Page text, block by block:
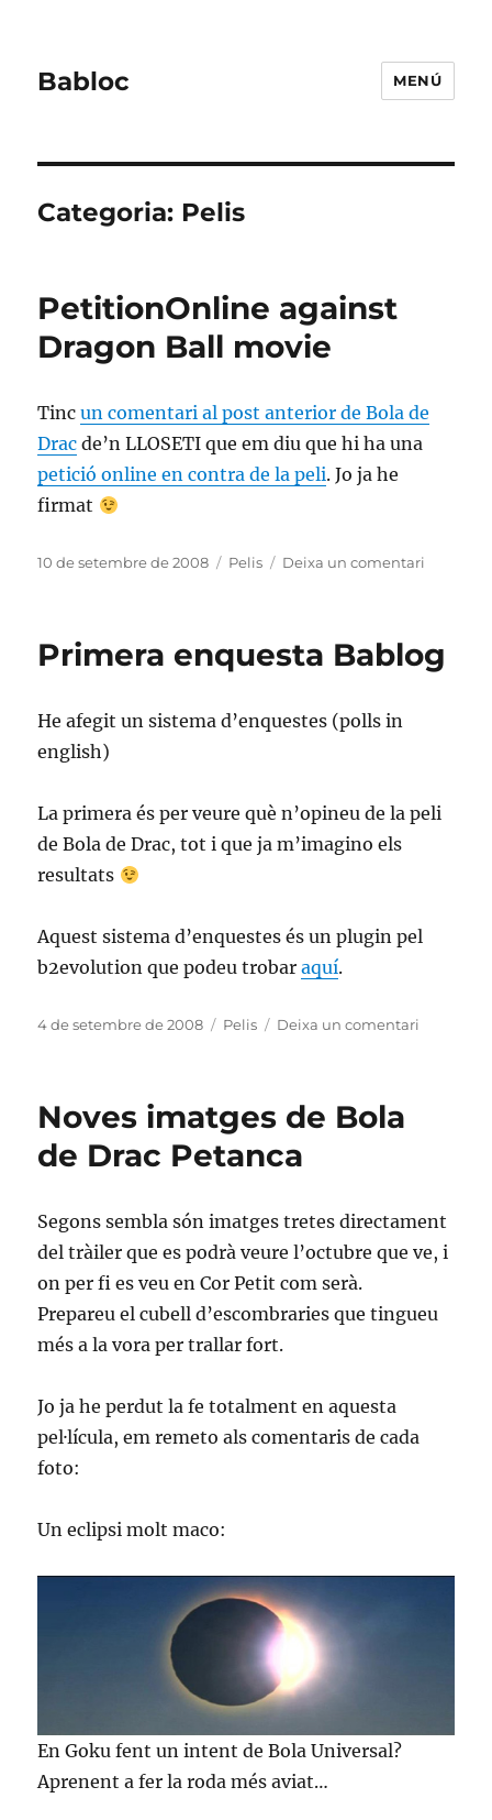
Babloc MENÚ
Categoria: Pelis
PetitionOnline against
Dragon Ball movie
Tincun comentari al post anterior de Bola de
Drac de’n LLOSETI que em diu que hi ha una
petició online en contra de la peli. Jo ja he
firmat
Publicat
10 de setembre de 2008 Categories
Pelis Deixa un comentari
Ball
movie
Primera enquesta Bablog
He afegit un sistema d’enquestes (polls in
english)
La primera és per veure què n’opineu de la peli
de Bola de Drac, tot i que ja m’imagino els
resultats
Aquest sistema d’enquestes és un plugin pel
b2evolution que podeu trobaraquí.
Publicat
4 de setembre de 2008 Categories
Pelis Deixa un comentari
Noves imatges de Bola
de Drac Petanca
Segons sembla són imatges tretes directament
del tràiler que es podrà veure l’octubre que ve, i
on per fi es veu en Cor Petit com serà.
Prepareu el cubell d’escombraries que tingueu
més a la vora per trallar fort.
Jo ja he perdut la fe totalment en aquesta
pel·lícula, em remeto als comentaris de cada
foto:
Un eclipsi molt maco:
En Goku fent un intent de Bola Universal?
Aprenent a fer la roda més aviat…